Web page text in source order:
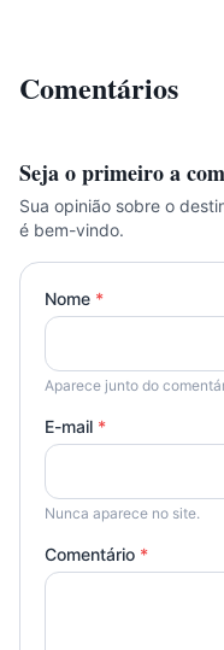
Comentários
Seja o primeiro a
Sua opinião sobre o
é bem-vindo.
Nome *
Aparece junto do
E-mail *
Nunca aparece no site.
Comentário *